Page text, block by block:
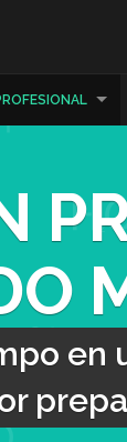
en